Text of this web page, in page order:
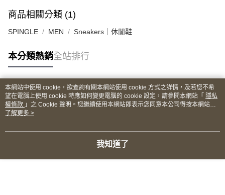
商品相關分類 (1)
SPINGLE MEN Sneakers｜休閒鞋
本分類熱銷全站排行
熱門標籤
本網站中使用 cookie，欲查詢有關本網站使用 cookie 方式之詳情，及若您不希
望在電腦上使用 cookie 時應如何變更電腦的 cookie 設定，請參閱本網站「 隱私
權條款 」之 Cookie 聲明。您繼續使用本網站即表示您同意本公司得按本網站使
用條款之 Cookie 聲明使用 cookie。
了解更多 >
我知道了